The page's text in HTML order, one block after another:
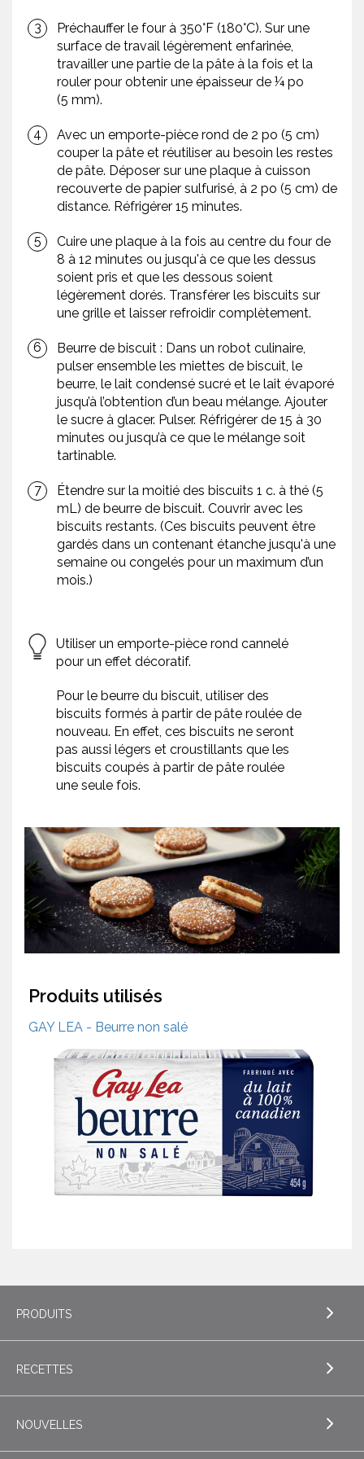
Préchauffer le four à 350°F (180°C). Sur une
surface de travail légèrement enfarinée,
travailler une partie de la pâte à la fois et la
rouler pour obtenir une épaisseur de ¼ po
(5 mm).
Avec un emporte-pièce rond de 2 po (5 cm)
couper la pâte et réutiliser au besoin les restes
de pâte. Déposer sur une plaque à cuisson
recouverte de papier sulfurisé, à 2 po (5 cm) de
distance. Réfrigérer 15 minutes.
Cuire une plaque à la fois au centre du four de
8 à 12 minutes ou jusqu'à ce que les dessus
soient pris et que les dessous soient
légèrement dorés. Transférer les biscuits sur
une grille et laisser refroidir complètement.
Beurre de biscuit : Dans un robot culinaire,
pulser ensemble les miettes de biscuit, le
beurre, le lait condensé sucré et le lait évaporé
jusqu’à l’obtention d’un beau mélange. Ajouter
le sucre à glacer. Pulser. Réfrigérer de 15 à 30
minutes ou jusqu’à ce que le mélange soit
tartinable.
Étendre sur la moitié des biscuits 1 c. à thé (5
mL) de beurre de biscuit. Couvrir avec les
biscuits restants. (Ces biscuits peuvent être
gardés dans un contenant étanche jusqu'à une
semaine ou congelés pour un maximum d’un
mois.)
Utiliser un emporte-pièce rond cannelé
pour un effet décoratif.
Pour le beurre du biscuit, utiliser des
biscuits formés à partir de pâte roulée de
nouveau. En effet, ces biscuits ne seront
pas aussi légers et croustillants que les
biscuits coupés à partir de pâte roulée
une seule fois.
Produits utilisés
GAY LEA - Beurre non salé
PRODUITS
EXPLORE PRODUITS
RECETTES
EXPLORE RECETTES
NOUVELLES